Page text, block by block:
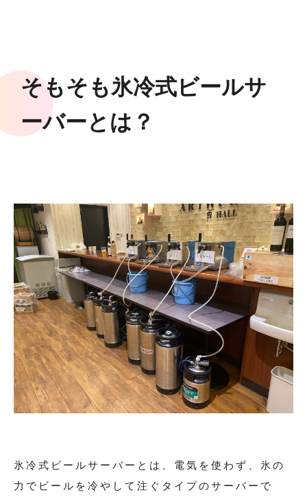
そもそも氷冷式ビールサ
ーバーとは？
氷冷式ビールサーバーとは、電気を使わず、氷の
力でビールを冷やして注ぐタイプのサーバーで